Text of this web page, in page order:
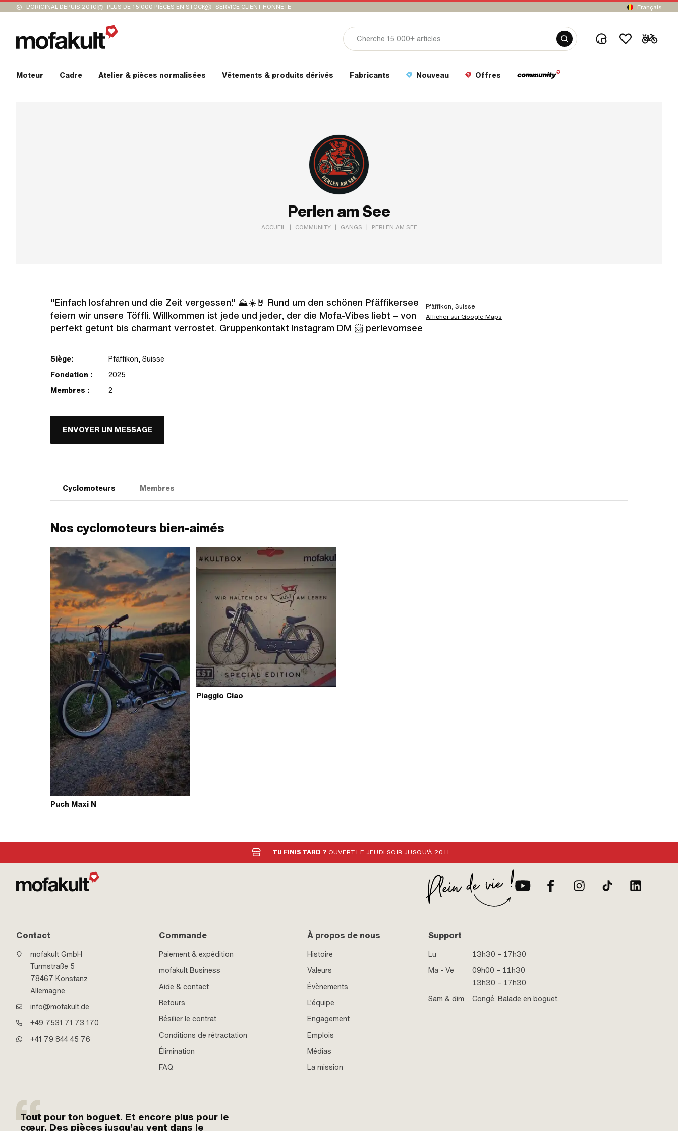
L'ORIGINAL DEPUIS 2010 PLUS DE 15'000 PIÈCES EN STOCK SERVICE CLIENT HONNÊTE Français
Moteur Cadre Atelier & pièces normalisées Vêtements & produits dérivés Fabricants Nouveau Offres
Perlen am See
ACCUEIL | COMMUNITY | GANGS | PERLEN AM SEE
"Einfach losfahren und die Zeit vergessen." ⛰️☀️🤘 Rund um den schönen Pfäffikersee
feiern wir unsere Töffli. Willkommen ist jede und jeder, der die Mofa-Vibes liebt – von
perfekt getunt bis charmant verrostet. Gruppenkontakt Instagram DM 📨 perlevomsee
Siège:
Pfäffikon, Suisse
Fondation :
2025
Membres :
2
ENVOYER UN MESSAGE
Pfäffikon, Suisse
Afficher sur Google Maps
Cyclomoteurs Membres
Nos cyclomoteurs bien-aimés
Puch Maxi N
Piaggio Ciao
TU FINIS TARD ? OUVERT LE JEUDI SOIR JUSQU'À 20 H
Contact
mofakult GmbH
Turmstraße 5
78467 Konstanz
Allemagne
info@mofakult.de
+49 7531 71 73 170
+41 79 844 45 76
Commande
Paiement & expédition
mofakult Business
Aide & contact
Retours
Résilier le contrat
Conditions de rétractation
Élimination
FAQ
À propos de nous
Histoire
Valeurs
Évènements
L'équipe
Engagement
Emplois
Médias
La mission
Support
Lu
13h30 – 17h30
Ma - Ve
09h00 – 11h30
13h30 – 17h30
Sam & dim
Congé. Balade en boguet.
Tout pour ton boguet. Et encore plus pour le
cœur. Des pièces jusqu’au vent dans le